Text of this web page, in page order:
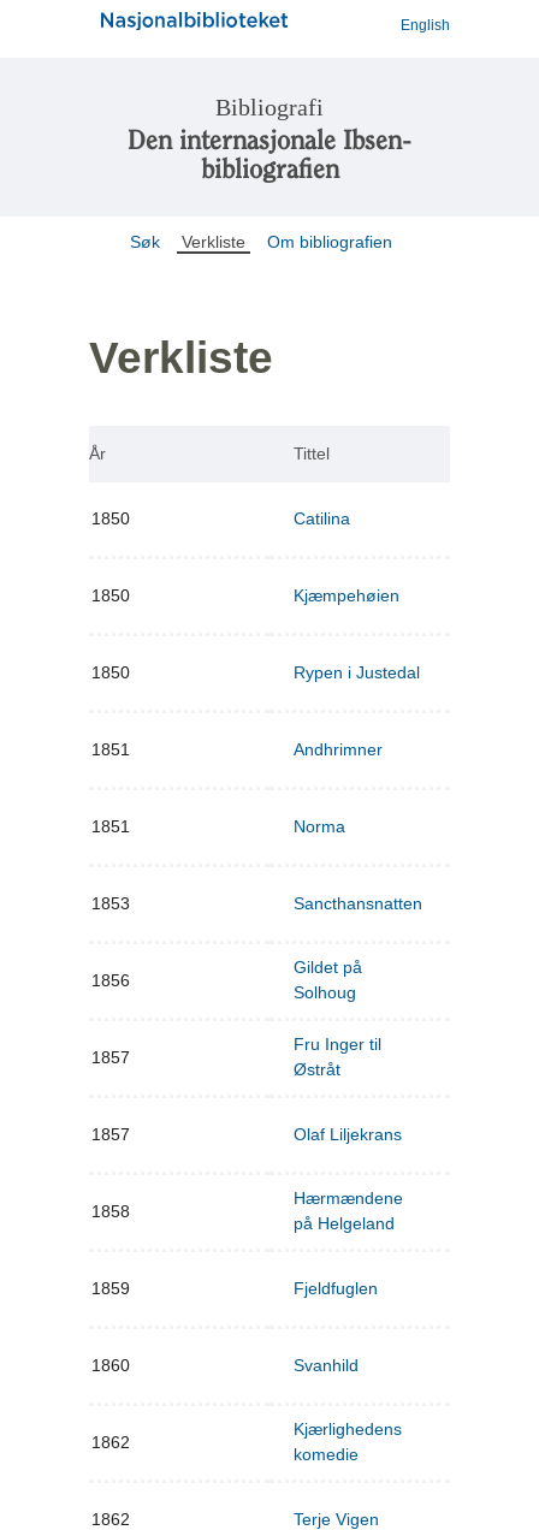
English
Bibliografi
Den internasjonale Ibsen-
bibliografien
Søk Verkliste Om bibliografien
Verkliste
År Tittel
1850 Catilina
1850 Kjæmpehøien
1850 Rypen i Justedal
1851 Andhrimner
1851 Norma
1853 Sancthansnatten
1856
Gildet på
Solhoug
1857
Fru Inger til
Østråt
1857 Olaf Liljekrans
1858
Hærmændene
på Helgeland
1859 Fjeldfuglen
1860 Svanhild
1862
Kjærlighedens
komedie
1862 Terje Vigen